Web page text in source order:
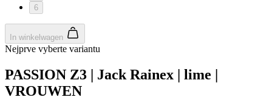
6
In winkelwagen
Nejprve vyberte variantu
PASSION Z3 | Jack Rainex | lime |
VROUWEN